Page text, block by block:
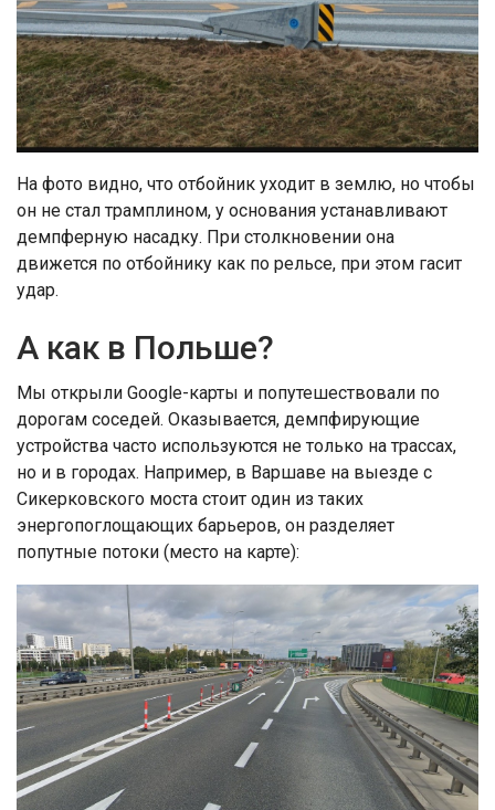
На фото видно, что отбойник уходит в землю, но чтобы
он не стал трамплином, у основания устанавливают
демпферную насадку. При столкновении она
движется по отбойнику как по рельсе, при этом гасит
удар.
А как в Польше?
Мы открыли Google-карты и попутешествовали по
дорогам соседей. Оказывается, демпфирующие
устройства часто используются не только на трассах,
но и в городах. Например, в Варшаве на выезде с
Сикерковского моста стоит один из таких
энергопоглощающих барьеров, он разделяет
попутные потоки (место на карте):